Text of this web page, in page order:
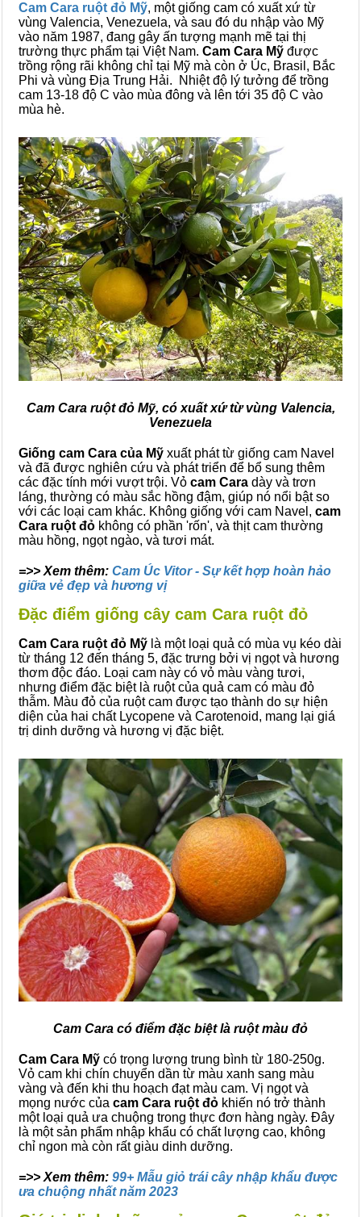
Cam Cara ruột đỏ Mỹ, một giống cam có xuất xứ từ
vùng Valencia, Venezuela, và sau đó du nhập vào Mỹ
vào năm 1987, đang gây ấn tượng mạnh mẽ tại thị
trường thực phẩm tại Việt Nam. Cam Cara Mỹ được
trồng rộng rãi không chỉ tại Mỹ mà còn ở Úc, Brasil, Bắc
Phi và vùng Địa Trung Hải. Nhiệt độ lý tưởng để trồng
cam 13-18 độ C vào mùa đông và lên tới 35 độ C vào
mùa hè.
Cam Cara ruột đỏ Mỹ, có xuất xứ từ vùng Valencia,
Venezuela
Giống cam Cara của Mỹ xuất phát từ giống cam Navel
và đã được nghiên cứu và phát triển để bổ sung thêm
các đặc tính mới vượt trội. Vỏ cam Cara dày và trơn
láng, thường có màu sắc hồng đậm, giúp nó nổi bật so
với các loại cam khác. Không giống với cam Navel, cam
Cara ruột đỏ không có phần 'rốn', và thịt cam thường
màu hồng, ngọt ngào, và tươi mát.
=>> Xem thêm: Cam Úc Vitor - Sự kết hợp hoàn hảo
giữa vẻ đẹp và hương vị
Đặc điểm giống cây cam Cara ruột đỏ
Cam Cara ruột đỏ Mỹ là một loại quả có mùa vụ kéo dài
từ tháng 12 đến tháng 5, đặc trưng bởi vị ngọt và hương
thơm độc đáo. Loại cam này có vỏ màu vàng tươi,
nhưng điểm đặc biệt là ruột của quả cam có màu đỏ
thẫm. Màu đỏ của ruột cam được tạo thành do sự hiện
diện của hai chất Lycopene và Carotenoid, mang lại giá
trị dinh dưỡng và hương vị đặc biệt.
Cam Cara có điểm đặc biệt là ruột màu đỏ
Cam Cara Mỹ có trọng lượng trung bình từ 180-250g.
Vỏ cam khi chín chuyển dần từ màu xanh sang màu
vàng và đến khi thu hoạch đạt màu cam. Vị ngọt và
mọng nước của cam Cara ruột đỏ khiến nó trở thành
một loại quả ưa chuộng trong thực đơn hàng ngày. Đây
là một sản phẩm nhập khẩu có chất lượng cao, không
chỉ ngon mà còn rất giàu dinh dưỡng.
=>> Xem thêm: 99+ Mẫu giỏ trái cây nhập khẩu được
ưa chuộng nhất năm 2023